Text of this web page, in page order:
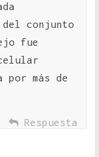
conjunto
fue
por más de
Respuesta